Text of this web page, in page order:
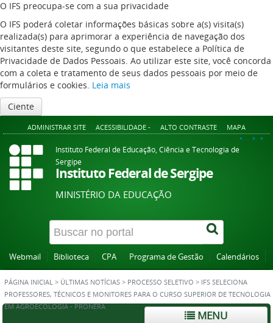
O IFS preocupa-se com a sua privacidade
O IFS poderá coletar informações básicas sobre a(s) visita(s)
realizada(s) para aprimorar a experiência de navegação dos
visitantes deste site, segundo o que estabelece a Política de
Privacidade de Dados Pessoais. Ao utilizar este site, você concorda
com a coleta e tratamento de seus dados pessoais por meio de
formulários e cookies. Leia mais
Ciente
ADMINISTRAR SITE ACESSIBILIDADE - ALTO CONTRASTE MAPA
A+ A A-
Instituto Federal de Educação, Ciência e Tecnologia de
Sergipe
Instituto Federal de Sergipe
MINISTÉRIO DA EDUCAÇÃO
Webmail Biblioteca CPA Programa de Gestão Calendários
PÁGINA INICIAL > ÚLTIMAS NOTÍCIAS > PROCESSO SELETIVO > IFS SELECIONA
PROFESSORES, TÉCNICOS E MONITORES PARA O CURSO SUPERIOR DE TECNOLOGIA
EM AGROECOLOGIA - PRONERA
MENU